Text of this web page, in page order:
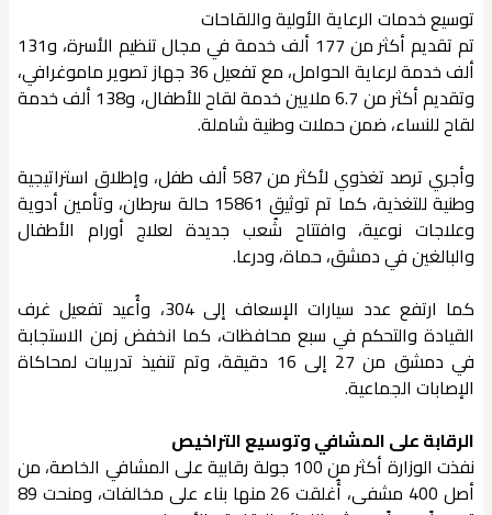
توسيع خدمات الرعاية الأولية واللقاحات
تم تقديم أكثر من 177 ألف خدمة في مجال تنظيم الأسرة، و131
ألف خدمة لرعاية الحوامل، مع تفعيل 36 جهاز تصوير ماموغرافي،
وتقديم أكثر من 6.7 ملايين خدمة لقاح للأطفال، و138 ألف خدمة
لقاح للنساء، ضمن حملات وطنية شاملة.
وأجري ترصد تغذوي لأكثر من 587 ألف طفل، وإطلاق استراتيجية
وطنية للتغذية، كما تم توثيق 15861 حالة سرطان، وتأمين أدوية
وعلاجات نوعية، وافتتاح شُعب جديدة لعلاج أورام الأطفال
والبالغين في دمشق، حماة، ودرعا.
كما ارتفع عدد سيارات الإسعاف إلى 304، وأُعيد تفعيل غرف
القيادة والتحكم في سبع محافظات، كما انخفض زمن الاستجابة
في دمشق من 27 إلى 16 دقيقة، وتم تنفيذ تدريبات لمحاكاة
الإصابات الجماعية.
الرقابة على المشافي وتوسيع التراخيص
نفذت الوزارة أكثر من 100 جولة رقابية على المشافي الخاصة، من
أصل 400 مشفى، أُغلقت 26 منها بناء على مخالفات، ومنحت 89